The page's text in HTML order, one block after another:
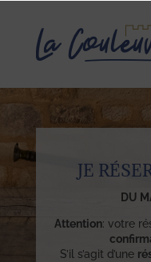
JE
DU
Attention: votre
S’il s’agit d’une